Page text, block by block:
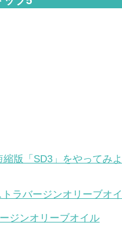
版「SD3」をやってみ
ジンオリーブオイル